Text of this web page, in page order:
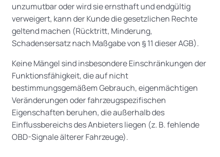
unzumutbar oder wird sie ernsthaft und endgültig
verweigert, kann der Kunde die gesetzlichen Rechte
geltend machen (Rücktritt, Minderung,
Schadensersatz nach Maßgabe von § 11 dieser AGB).
Keine Mängel sind insbesondere Einschränkungen der
Funktionsfähigkeit, die auf nicht
bestimmungsgemäßem Gebrauch, eigenmächtigen
Veränderungen oder fahrzeugspezifischen
Eigenschaften beruhen, die außerhalb des
Einflussbereichs des Anbieters liegen (z. B. fehlende
OBD-Signale älterer Fahrzeuge).